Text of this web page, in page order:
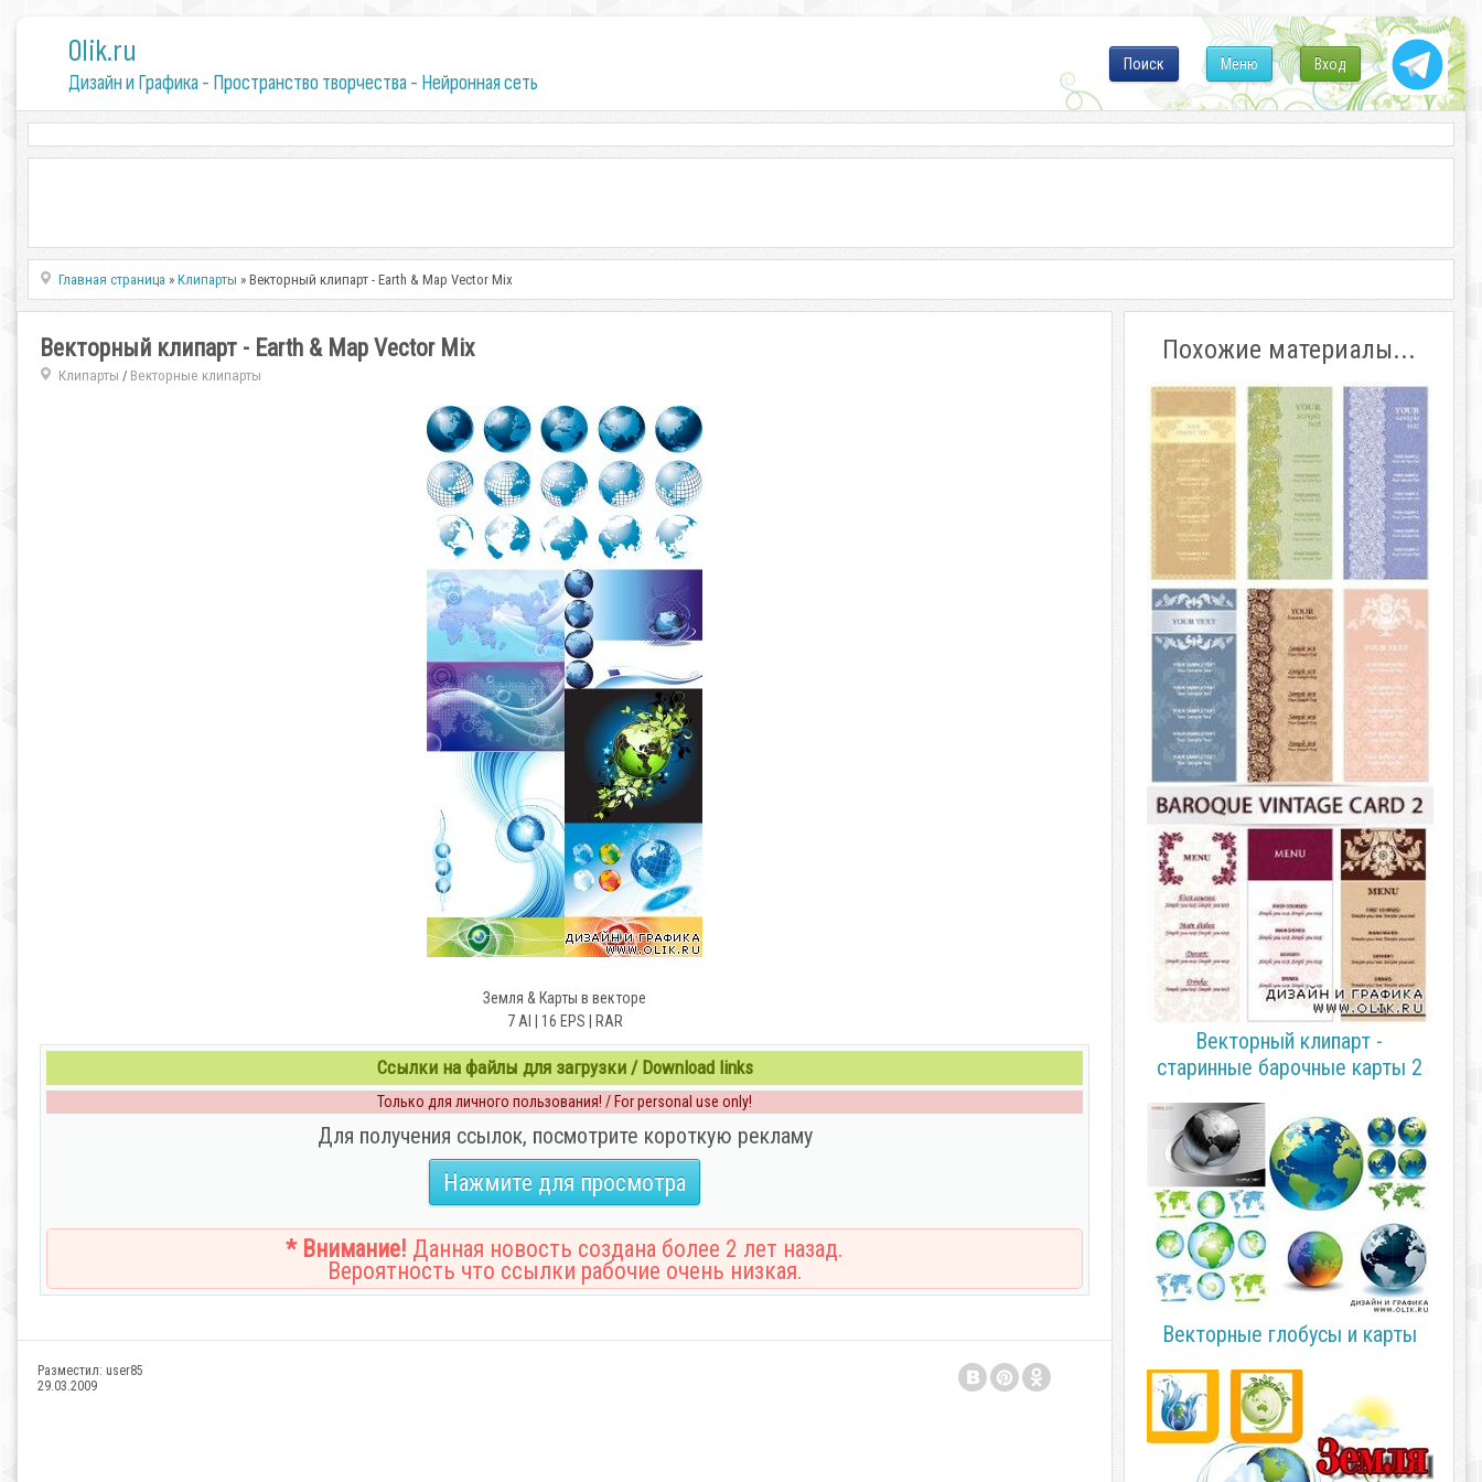
0lik.ru
Дизайн и Графика - Пространство творчества - Нейронная сеть
Вход
Меню
Поиск
Главная страница »Клипарты » Векторный клипарт - Earth & Map Vector Mix
Векторный клипарт - Earth & Map Vector Mix
Клипарты / Векторные клипарты
Земля & Карты в векторе
7 AI | 16 EPS | RAR
Ссылки на файлы для загрузки / Download links
Только для личного пользования! / For personal use only!
Для получения ссылок, посмотрите короткую рекламу
Нажмите для просмотра
* Внимание! Данная новость создана более 2 лет назад.
Вероятность что ссылки рабочие очень низкая.
Разместил: user85
29.03.2009
Похожие материалы...
Векторный клипарт -
старинные барочные карты 2
Векторные глобусы и карты